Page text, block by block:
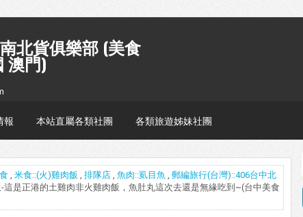
北貨俱樂部 (美食
澳門)
報 本站直屬各類社團 各類旅遊姊妹社團
, 米食::(火)雞肉飯 , 排隊店 , 魚肉::虱目魚 , 郵編旅行(台灣)::406台中北
這是正港的土雞肉非火雞肉飯，魚肚丸這次去還是無緣吃到~(台中美食